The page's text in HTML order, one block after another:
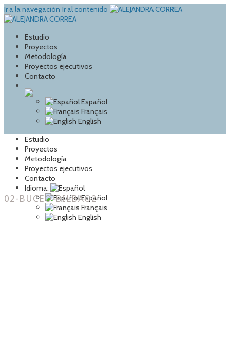
Ir a la navegación Ir al contenido
Estudio
Proyectos
Metodología
Proyectos ejecutivos
Contacto
Español
Français
English
Estudio
Proyectos
Metodología
Proyectos ejecutivos
Contacto
Idioma:
Español
Français
English
02-BUCEO-BILBAO2